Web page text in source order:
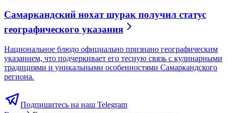
Самаркандский нохат шурак получил статус
географического указания
Национальное блюдо официально признано географическим
указанием, что подчеркивает его тесную связь с кулинарными
традициями и уникальными особенностями Самаркандского
региона.
Подпишитесь на наш Telegram